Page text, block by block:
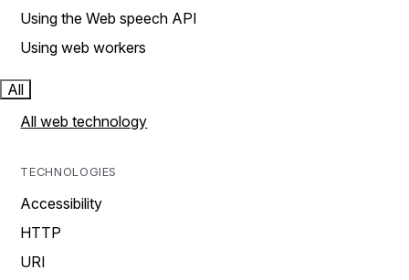
Using the Web speech API
Using web workers
All
All web technology
TECHNOLOGIES
Accessibility
HTTP
URI